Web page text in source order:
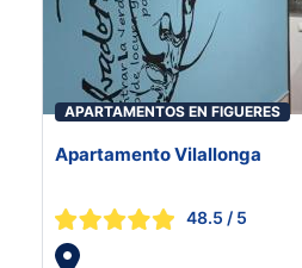
APARTAMENTOS EN FIGUERES
Apartamento Vilallonga
48.5 / 5